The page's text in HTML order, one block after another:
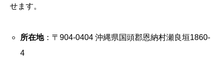
せます。
所在地：〒904-0404 沖縄県国頭郡恩納村瀬良垣1860-
4